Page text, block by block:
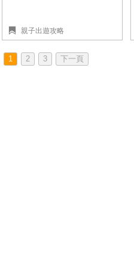
親子出遊攻略
1 2 3 下一頁